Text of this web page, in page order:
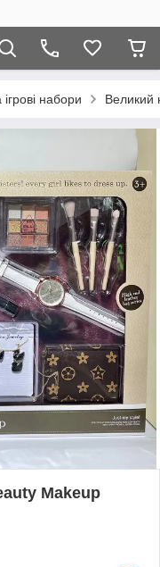
ігрові набори Великий
Makeup